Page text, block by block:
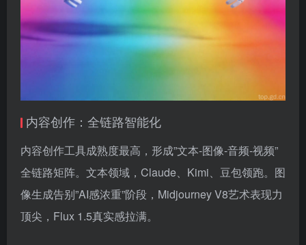
内容创作：全链路智能化
内容创作工具成熟度最高，形成”文本-图像-音频-视频”
全链路矩阵。文本领域，Claude、Kimi、豆包领跑。图
像生成告别”AI感浓重”阶段，Midjourney V8艺术表现力
顶尖，Flux 1.5真实感拉满。